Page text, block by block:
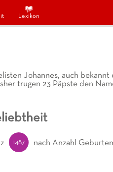
Lexikon
Johannes, auch bekannt
trugen 23 Päpste den
1487 nach Anzahl Geburten